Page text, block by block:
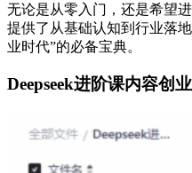
无论是从零入门，还是希望
提供了从基础认知到行业落
业时代”的必备宝典。
Deepseek进阶课内容创